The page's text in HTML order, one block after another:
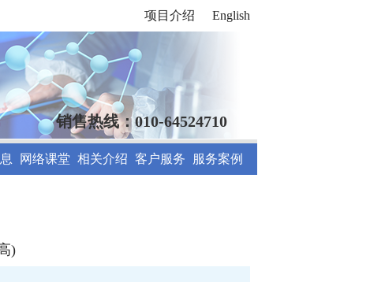
项目介绍 English
销售热线：010-64524710
网络课堂 相关介绍 客户服务 服务案例
)